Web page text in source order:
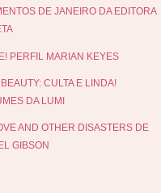
DE JANEIRO DA EDITORA
PERFIL MARIAN KEYES
CULTA E LINDA!
DA LUMI
AND OTHER DISASTERS DE
GIBSON